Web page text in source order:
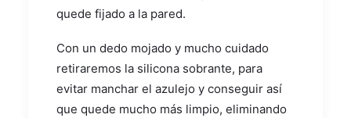
quede fijado a la pared.
Con un dedo mojado y mucho cuidado
retiraremos la silicona sobrante, para
evitar manchar el azulejo y conseguir así
que quede mucho más limpio, eliminando